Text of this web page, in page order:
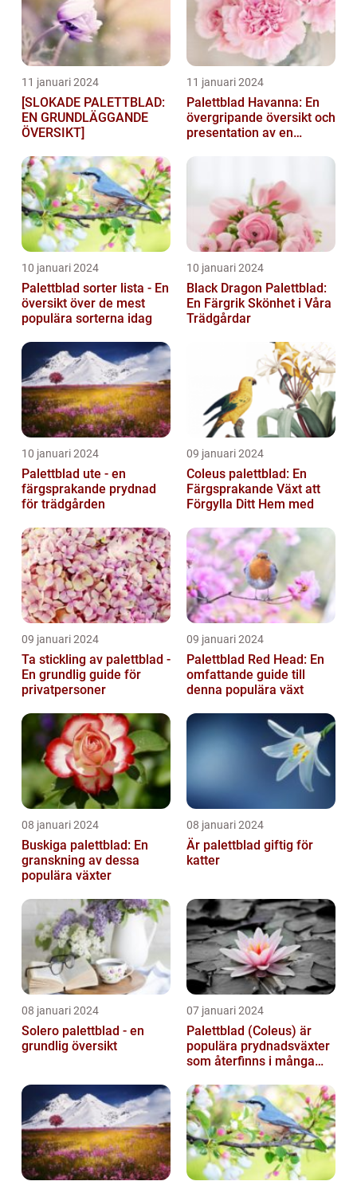
11 januari 2024
[SLOKADE PALETTBLAD:
EN GRUNDLÄGGANDE
ÖVERSIKT]
11 januari 2024
Palettblad Havanna: En
övergripande översikt och
presentation av en
10 januari 2024
Palettblad sorter lista - En
översikt över de mest
populära sorterna idag
10 januari 2024
Black Dragon Palettblad:
En Färgrik Skönhet i Våra
Trädgårdar
10 januari 2024
Palettblad ute - en
färgsprakande prydnad
för trädgården
09 januari 2024
Coleus palettblad: En
Färgsprakande Växt att
Förgylla Ditt Hem med
09 januari 2024
Ta stickling av palettblad -
En grundlig guide för
privatpersoner
09 januari 2024
Palettblad Red Head: En
omfattande guide till
denna populära växt
08 januari 2024
Buskiga palettblad: En
granskning av dessa
populära växter
08 januari 2024
Är palettblad giftig för
katter
08 januari 2024
Solero palettblad - en
grundlig översikt
07 januari 2024
Palettblad (Coleus) är
populära prydnadsväxter
som återfinns i många
trädgårdar...